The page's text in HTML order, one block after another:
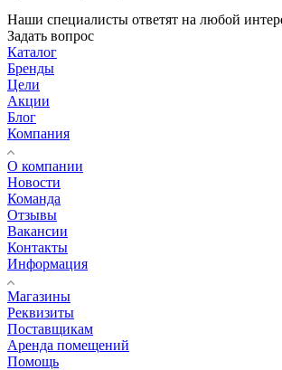
Наши специалисты ответят на любой
Задать вопрос
Каталог
Бренды
Цели
Акции
Блог
Компания
О компании
Новости
Команда
Отзывы
Вакансии
Контакты
Информация
Магазины
Реквизиты
Поставщикам
Аренда помещений
Помощь